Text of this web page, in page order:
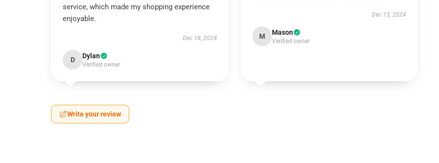
service, which made my shopping experience
enjoyable.
Dec 18, 2024
D Dylan
Verified owner
Dec 13, 2024
M Mason
Verified owner
Write your review